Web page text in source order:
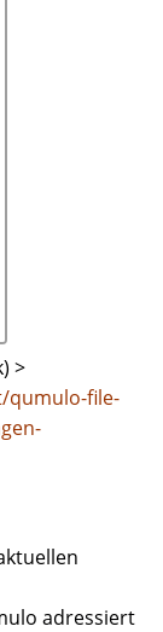
>
qumulo-file-
adressiert